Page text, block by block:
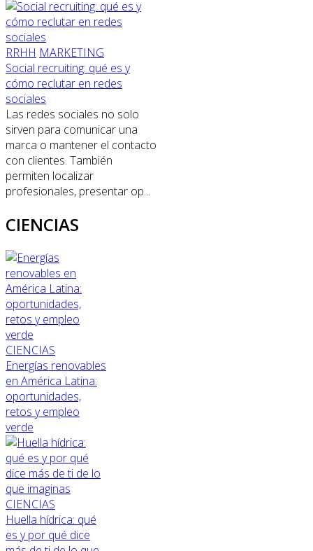
RRHH MARKETING
Social recruiting: qué es y
cómo reclutar en redes
sociales
Las redes sociales no solo
sirven para comunicar una
marca o mantener el contacto
con clientes. También
permiten localizar
profesionales, presentar op...
CIENCIAS
CIENCIAS
Energías renovables
en América Latina:
oportunidades,
retos y empleo
verde
CIENCIAS
Huella hídrica: qué
es y por qué dice